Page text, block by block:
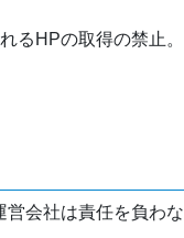
るHPの取得の禁止。
営会社は責任を負わな